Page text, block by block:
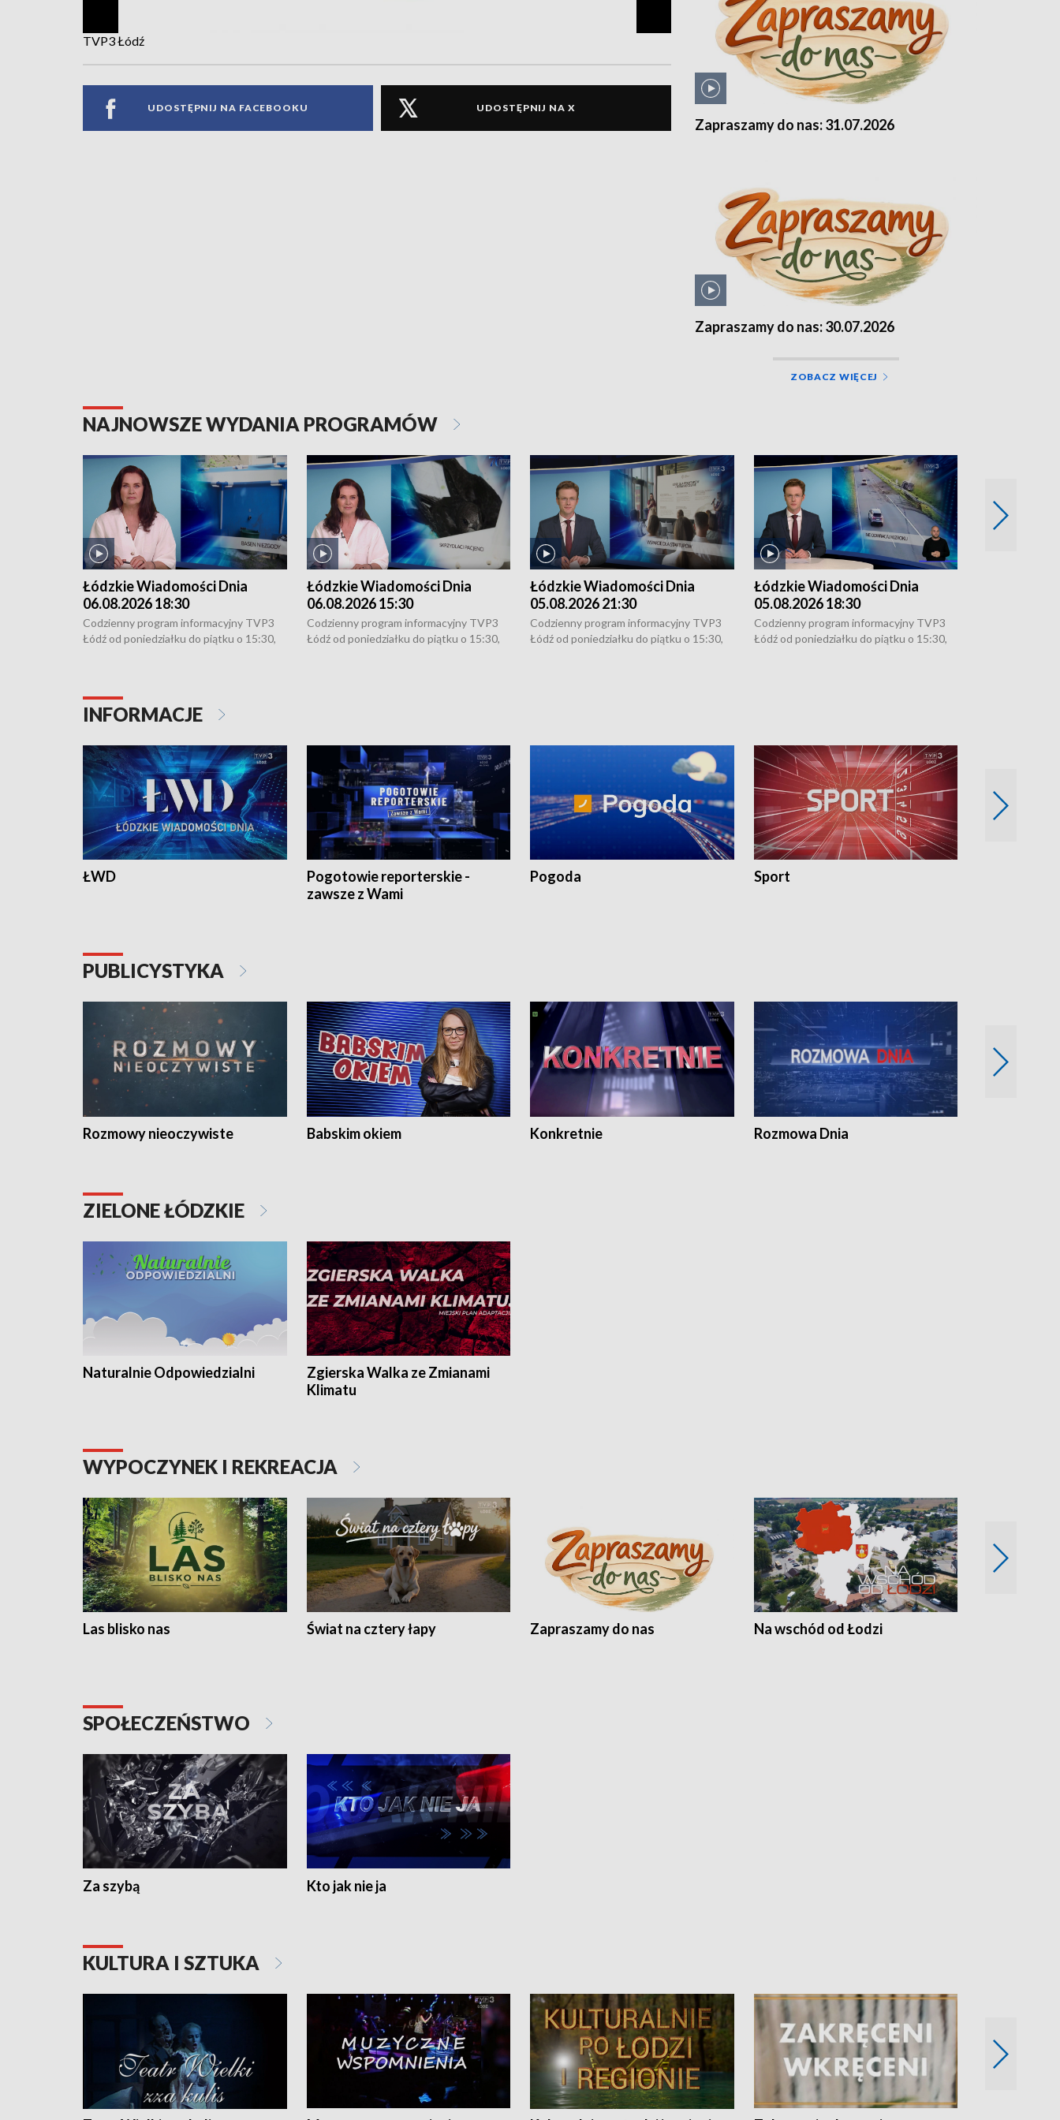
TVP3 Łódź
UDOSTĘPNIJ NA FACEBOOKU UDOSTĘPNIJ NA X
Zapraszamy do nas: 31.07.2026
Zapraszamy do nas: 30.07.2026
ZOBACZ WIĘCEJ
NAJNOWSZE WYDANIA PROGRAMÓW
Łódzkie Wiadomości Dnia
06.08.2026 18:30
Codzienny program informacyjny TVP3
Łódź od poniedziałku do piątku o 15:30,
Łódzkie Wiadomości Dnia
06.08.2026 15:30
Codzienny program informacyjny TVP3
Łódź od poniedziałku do piątku o 15:30,
Łódzkie Wiadomości Dnia
05.08.2026 21:30
Codzienny program informacyjny TVP3
Łódź od poniedziałku do piątku o 15:30,
Łódzkie Wiadomości Dnia
05.08.2026 18:30
Codzienny program informacyjny TVP3
Łódź od poniedziałku do piątku o 15:30,
INFORMACJE
ŁWD
Pogotowie reporterskie -
zawsze z Wami
Pogoda Sport
PUBLICYSTYKA
Rozmowy nieoczywiste Babskim okiem Konkretnie Rozmowa Dnia
ZIELONE ŁÓDZKIE
Naturalnie Odpowiedzialni
Zgierska Walka ze Zmianami
Klimatu
WYPOCZYNEK I REKREACJA
Las blisko nas Świat na cztery łapy Zapraszamy do nas Na wschód od Łodzi
SPOŁECZEŃSTWO
Za szybą Kto jak nie ja
KULTURA I SZTUKA